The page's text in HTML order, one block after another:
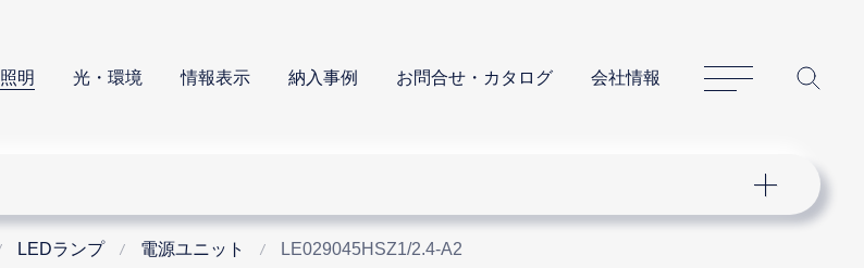
照明 光・環境 情報表示 納入事例 お問合せ・カタログ 会社情報
サイトマップ
LEDランプ 電源ユニット LE029045HSZ1/2.4-A2